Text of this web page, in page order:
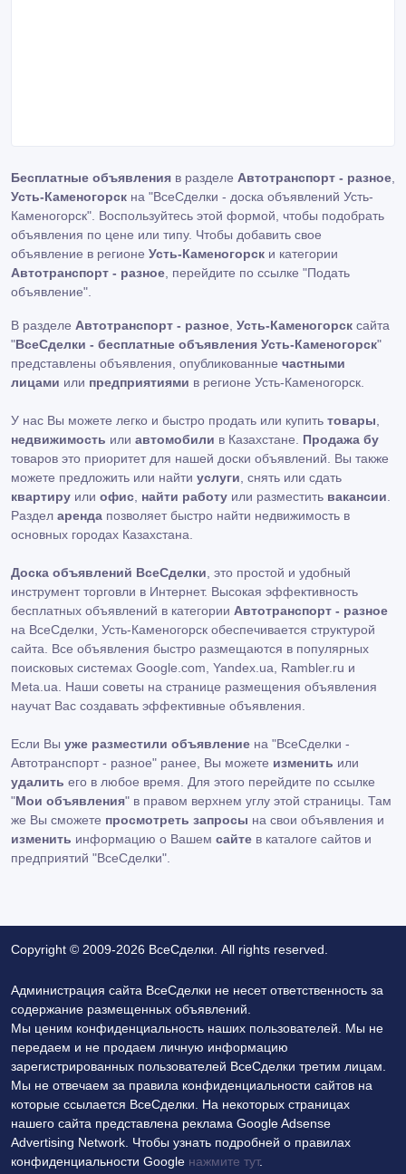
Бесплатные объявления в разделе Автотранспорт - разное
Усть-Каменогорск на "ВсеСделки - доска объявлений Усть-
Каменогорск". Воспользуйтесь этой формой, чтобы подобрать
объявления по цене или типу. Чтобы добавить свое
объявление в регионе Усть-Каменогорск и категории
Автотранспорт - разное , перейдите по ссылке "Подать
объявление"
В разделе Автотранспорт - разное Усть-Каменогорск сайта
"ВсеСделки - бесплатные объявления Усть-Каменогорск"
представлены объявления, опубликованные частными
лицами или предприятиями в регионе Усть-Каменогорск.
У нас Вы можете легко и быстро продать или купить товары
недвижимость или автомобили в Казахстане. Продажа бу
товаров это приоритет для нашей доски объявлений. Вы также
можете предложить или найти услуги , снять или сдать
квартиру или офис найти работу или разместить вакансии
Раздел аренда позволяет быстро найти недвижимость в
основных городах Казахстана.
Доска объявлений ВсеСделки , это простой и удобный
инструмент торговли в Интернет. Высокая эффективность
бесплатных объявлений в категории Автотранспорт - разное
на ВсеСделки, Усть-Каменогорск обеспечивается структурой
сайта. Все объявления быстро размещаются в популярных
поисковых системах Google.com, Yandex.ua, Rambler.ru и
Meta.ua. Наши советы на странице размещения объявления
научат Вас создавать эффективные объявления.
Если Вы уже разместили объявление на "ВсеСделки -
Автотранспорт - разное" ранее, Вы можете изменить или
удалить его в любое время. Для этого перейдите по ссылке
"Мои объявления" в правом верхнем углу этой страницы. Там
же Вы сможете просмотреть запросы на свои объявления и
изменить информацию о Вашем сайте в каталоге сайтов и
предприятий "ВсеСделки".
Copyright © 2009-2026 ВсеСделки. All rights reserved.
Администрация сайта ВсеСделки не несет ответственность за
содержание размещенных объявлений.
Мы ценим конфиденциальность наших пользователей. Мы не
передаем и не продаем личную информацию
зарегистрированных пользователей ВсеСделки третим лицам.
Мы не отвечаем за правила конфиденциальности сайтов на
которые ссылается ВсеСделки. На некоторых страницах
нашего сайта представлена реклама Google Adsense
Advertising Network. Чтобы узнать подробней о правилах
конфиденциальности Google нажмите тут.